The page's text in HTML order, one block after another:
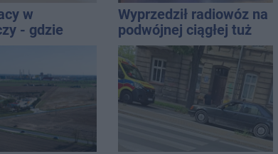
w
- gdzie
Wyprzedził radiowóz na
podwójnej ciągłej tuż
przed pasami